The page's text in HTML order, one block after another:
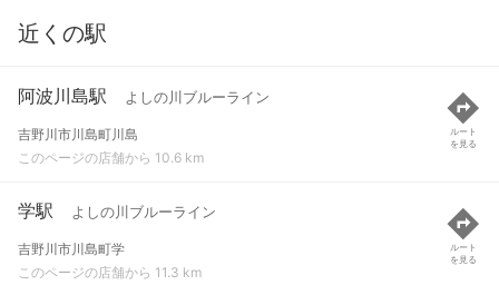
近くの駅
阿波川島駅 よしの川ブルーライン
吉野川市川島町川島
このページの店舗から 10.6 km
ルート
を見る
学駅 よしの川ブルーライン
吉野川市川島町学
このページの店舗から 11.3 km
ルート
を見る